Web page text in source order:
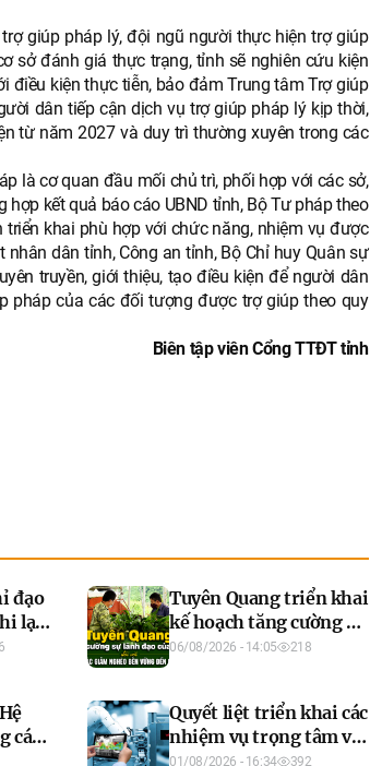
giúp pháp lý, đội ngũ người thực hiện trợ giúp
sở đánh giá thực trạng, tỉnh sẽ nghiên cứu kiện
điều kiện thực tiễn, bảo đảm Trung tâm Trợ giúp
dân tiếp cận dịch vụ trợ giúp pháp lý kịp thời,
từ năm 2027 và duy trì thường xuyên trong các
là cơ quan đầu mối chủ trì, phối hợp với các sở,
kết quả báo cáo UBND tỉnh, Bộ Tư pháp theo
khai phù hợp với chức năng, nhiệm vụ được
dân tỉnh, Công an tỉnh, Bộ Chỉ huy Quân sự
truyền, giới thiệu, tạo điều kiện để người dân
pháp của các đối tượng được trợ giúp theo quy
Biên tập viên Cổng TTĐT tỉnh
đạo
lại
thi
Tuyên Quang triển khai
kế hoạch tăng cường sự
lãnh đạo của Đảng đối
năm 2030
06/08/2026 - 14:05 218
các
-
Quyết liệt triển khai các
nhiệm vụ trọng tâm về
khoa học, công nghệ,
01/08/2026 - 16:34 392